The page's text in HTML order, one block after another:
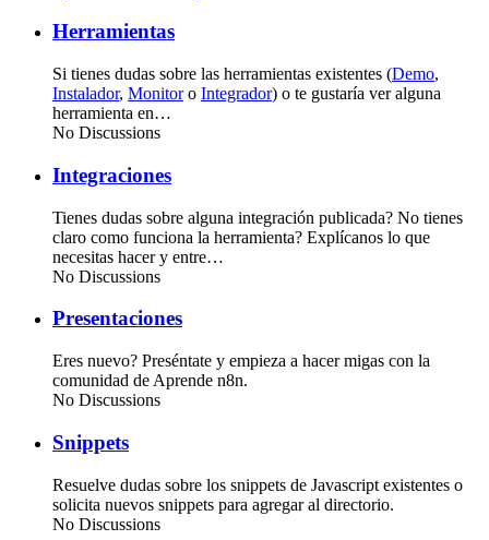
Herramientas
Si tienes dudas sobre las herramientas existentes (Demo,
Instalador, Monitoro Integrador) o te gustaría ver alguna
herramienta en…
No Discussions
Integraciones
Tienes dudas sobre alguna integración publicada? No tienes
claro como funciona la herramienta? Explícanos lo que
necesitas hacer y entre…
No Discussions
Presentaciones
Eres nuevo? Preséntate y empieza a hacer migas con la
comunidad de Aprende n8n.
No Discussions
Snippets
Resuelve dudas sobre los snippets de Javascript existentes o
solicita nuevos snippets para agregar al directorio.
No Discussions